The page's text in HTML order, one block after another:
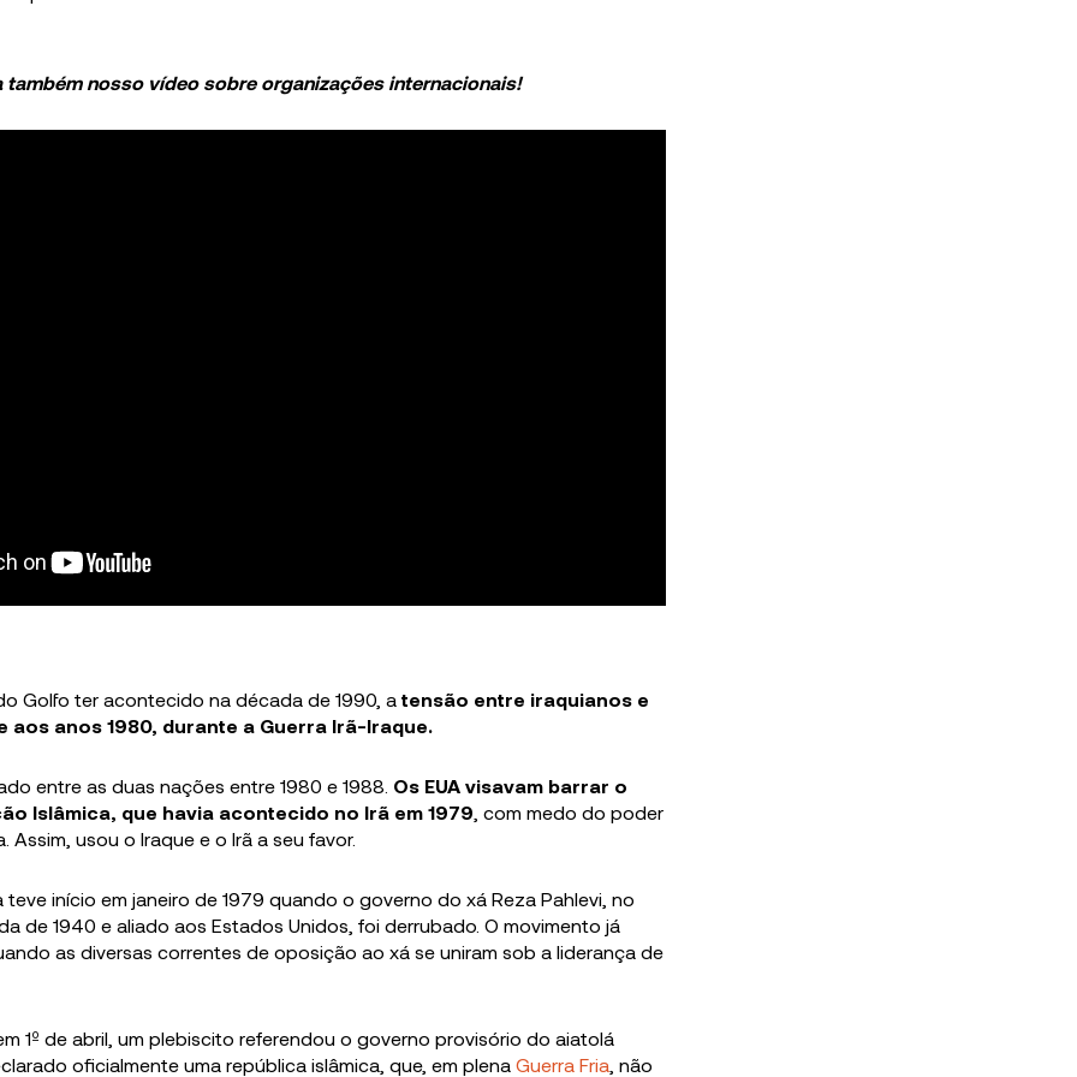
também nosso vídeo sobre organizações internacionais!
Golfo ter acontecido na década de 1990, a tensão entre iraquianos e
aos anos 1980, durante a Guerra Irã-Iraque.
entre as duas nações entre 1980 e 1988. Os EUA visavam barrar o
Islâmica, que havia acontecido no Irã em 1979 , com medo do poder
Assim, usou o Iraque e o Irã a seu favor.
teve início em janeiro de 1979 quando o governo do xá Reza Pahlevi, no
de 1940 e aliado aos Estados Unidos, foi derrubado. O movimento já
as diversas correntes de oposição ao xá se uniram sob a liderança de
1º de abril, um plebiscito referendou o governo provisório do aiatolá
oficialmente uma república islâmica, que, em plena Guerra Fria , não